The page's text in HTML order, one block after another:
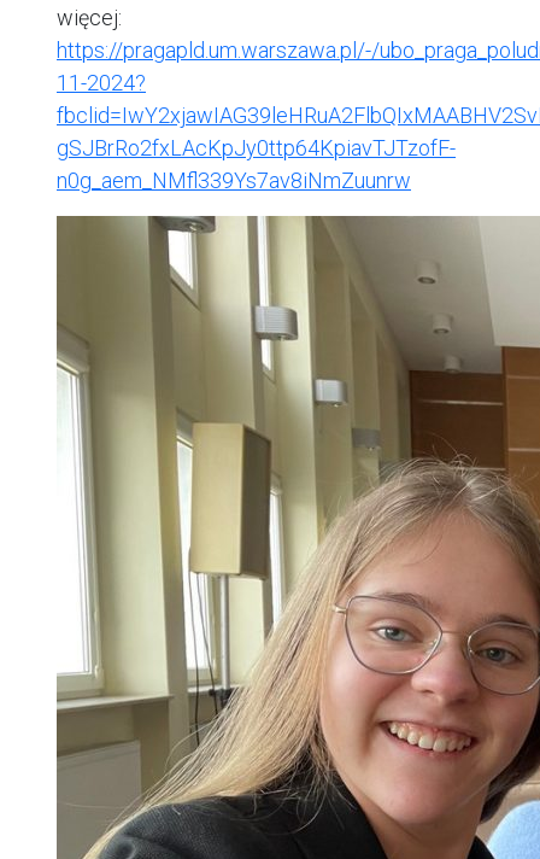
więcej:
https://pragapld.um.warszawa.pl/-/
11-2024?
gSJBrRo2fxLAcKpJy0ttp64KpiavTJTzofF-
n0g_aem_NMfl339Ys7av8iNmZuunrw